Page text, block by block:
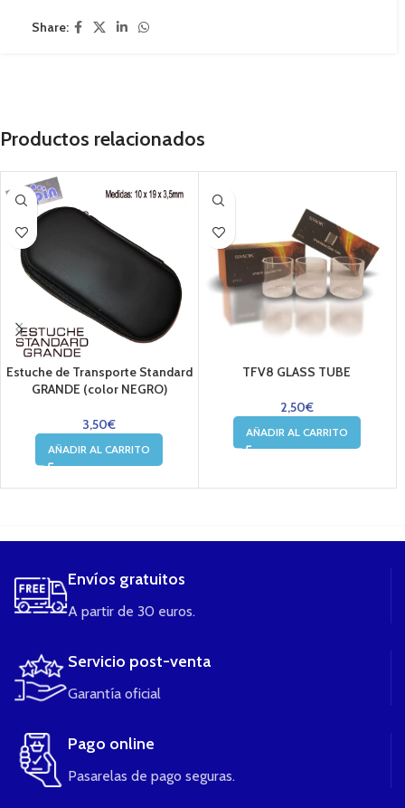
Share:
Productos relacionados
Estuche de Transporte Standard
GRANDE (color NEGRO)
3,50€
AÑADIR AL CARRITO
TFV8 GLASS TUBE
2,50€
AÑADIR AL CARRITO
Envíos gratuitos
A partir de 30 euros.
Servicio post-venta
Garantía oficial
Pago online
Pasarelas de pago seguras.